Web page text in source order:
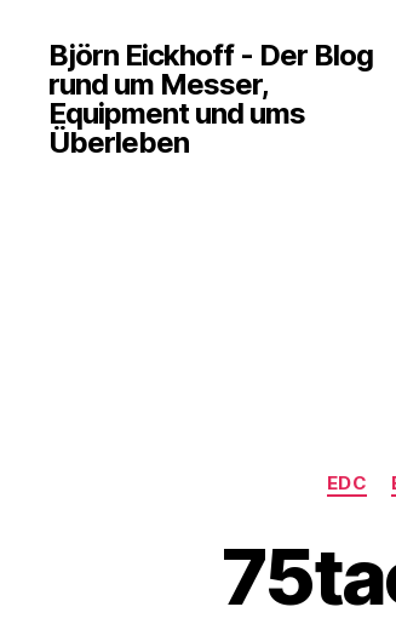
Björn Eickhoff - Der Blog
rund um Messer,
Equipment und ums
Überleben
EDC